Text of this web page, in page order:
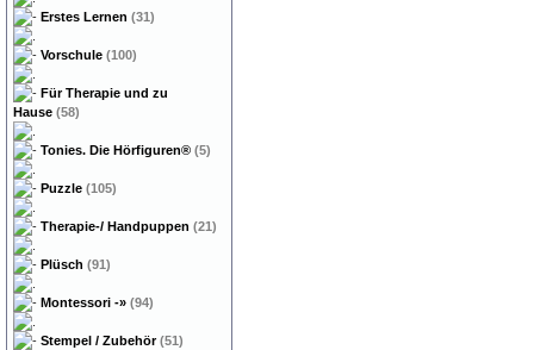
Erstes Lernen (31)
Vorschule (100)
Für Therapie und zu
Hause (58)
Tonies. Die Hörfiguren® (5)
Puzzle (105)
Therapie-/ Handpuppen (21)
Plüsch (91)
Montessori -» (94)
Stempel / Zubehör(51)